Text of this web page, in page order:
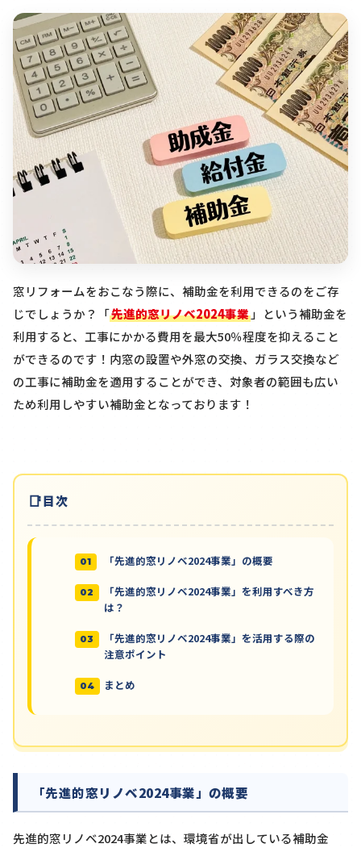
窓リフォームをおこなう際に、補助金を利用できるのをご存
じでしょうか？「先進的窓リノベ2024事業 」という補助金を
利用すると、工事にかかる費用を最大50％程度を抑えること
ができるのです！内窓の設置や外窓の交換、ガラス交換など
の工事に補助金を適用することができ、対象者の範囲も広い
ため利用しやすい補助金となっております！
目次
「先進的窓リノベ2024事業」の概要
「先進的窓リノベ2024事業」を利用すべき方
は？
「先進的窓リノベ2024事業」を活用する際の
注意ポイント
まとめ
「先進的窓リノベ2024事業」の概要
先進的窓リノベ2024事業とは、環境省が出している補助金